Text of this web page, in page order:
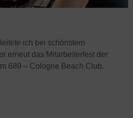
ich bei schönstem
erneut das Mitarbeiterfest der
689 – Cologne Beach Club.